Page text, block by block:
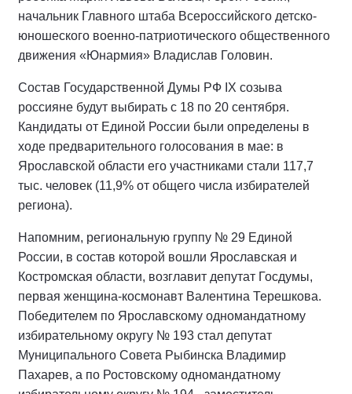
начальник Главного штаба Всероссийского детско-
юношеского военно-патриотического общественного
движения «Юнармия» Владислав Головин.
Состав Государственной Думы РФ IХ созыва
россияне будут выбирать с 18 по 20 сентября.
Кандидаты от Единой России были определены в
ходе предварительного голосования в мае: в
Ярославской области его участниками стали 117,7
тыс. человек (11,9% от общего числа избирателей
региона).
Напомним, региональную группу № 29 Единой
России, в состав которой вошли Ярославская и
Костромская области, возглавит депутат Госдумы,
первая женщина-космонавт Валентина Терешкова.
Победителем по Ярославскому одномандатному
избирательному округу № 193 стал депутат
Муниципального Совета Рыбинска Владимир
Пахарев, а по Ростовскому одномандатному